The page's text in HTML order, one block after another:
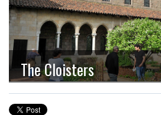
The Cloisters